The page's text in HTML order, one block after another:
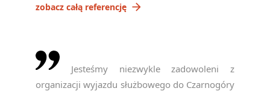
zobacz całą referencję arrow_forward
Jesteśmy niezwykle zadowoleni z
organizacji wyjazdu służbowego do Czarnogóry